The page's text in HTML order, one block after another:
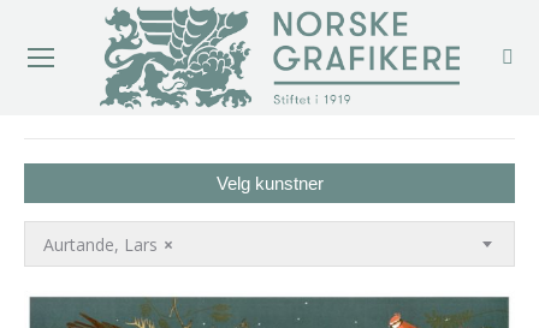
Velg kunstner
×
Aurtande, Lars